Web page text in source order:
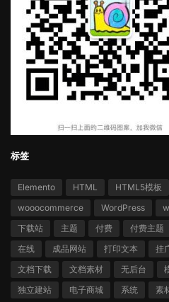
标签
Elemento HTML HTML5模板
wooocommerce
WordPress
下载站
主题 付费 付费主题
在线
成品网站 打印文本 挂
文档下载
文档素材 无后台
独立建站
电子商城 系统 素